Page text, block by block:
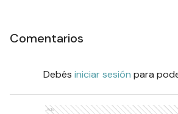
Comentarios
Debés iniciar sesión para
Ads